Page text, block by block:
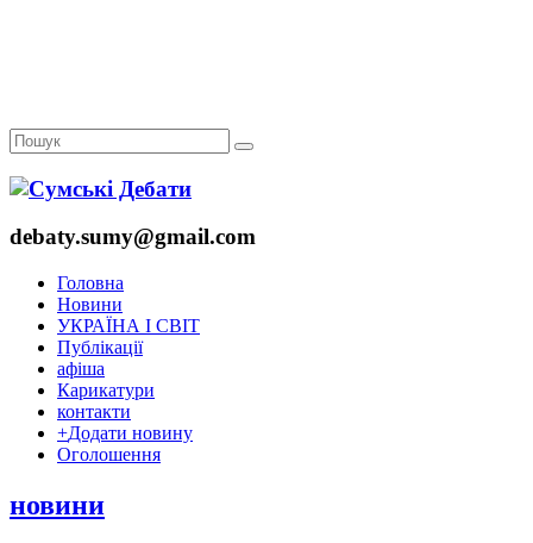
debaty.sumy@gmail.com
Головна
Новини
УКРАЇНА І СВІТ
Публікації
афіша
Карикатури
контакти
+Додати новину
Оголошення
новини